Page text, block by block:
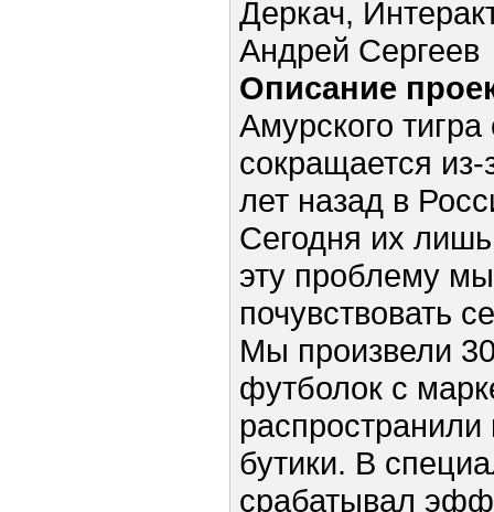
Деркач,
Андрей Сергеев
Описание
Амурского
сокращается из-
лет назад в
Сегодня их
эту проблему
почувствовать
Мы произвели
футболок с
распространили
бутики. В
срабатывал